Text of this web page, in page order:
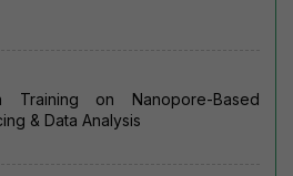
Training on Nanopore-Based
& Data Analysis